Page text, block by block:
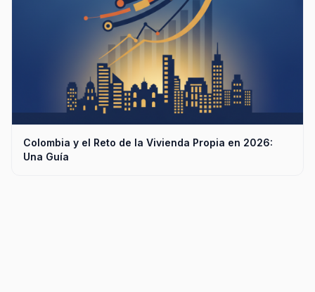
Colombia y el Reto de la Vivienda Propia en 2026:
Una Guía